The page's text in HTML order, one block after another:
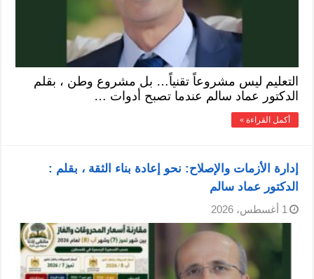
التعليم ليس مشروعاً تقنياً… بل مشروع وطن ، بقلم
الدكتور عماد سالم عندما تصبح أدوات …
أكمل القراءة »
إدارة الأزمات والإصلاح: نحو إعادة بناء الثقة ، بقلم :
الدكتور عماد سالم
1 أغسطس، 2026